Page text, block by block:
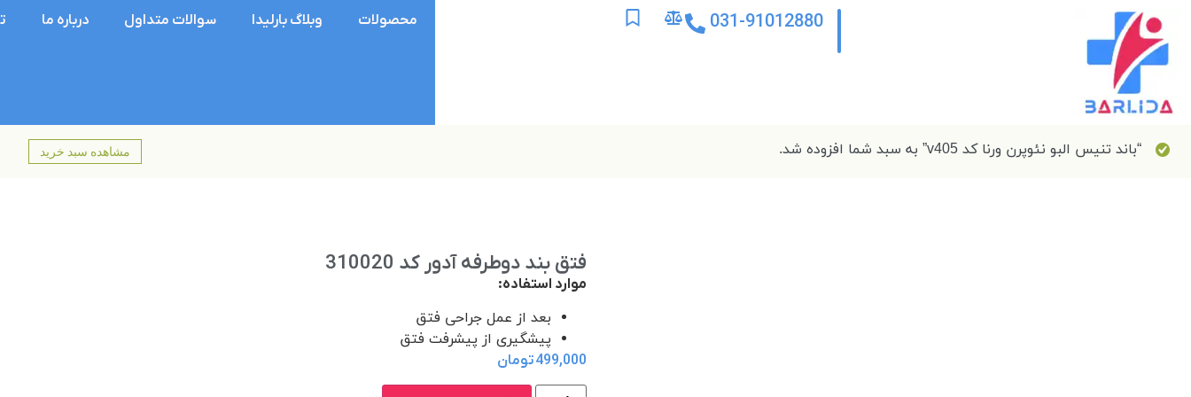
031-91012880 محصولات وبلاگ بارلیدا سوالات متداول درباره ما
“باند تنیس البو نئوپرن ورنا کد v405” به سبد شما افزوده شد. مشاهده سبد خرید
فتق بند دوطرفه آدور کد 310020
موارد استفاده:
بعد از عمل جراحی فتق
پیشگیری از پیشرفت فتق
499,000تومان